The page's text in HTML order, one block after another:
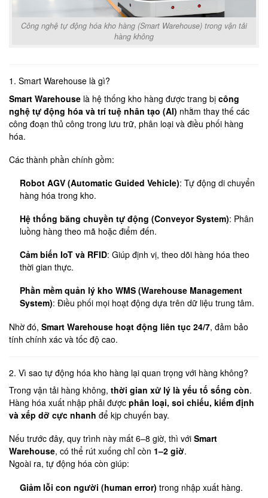
Công nghệ tự động hóa kho hàng (Smart Warehouse) trong vận tải
hàng không
1. Smart Warehouse là gì?
Smart Warehouse là hệ thống kho hàng được trang bị công
nghệ tự động hóa và trí tuệ nhân tạo (AI) nhằm thay thế các
công đoạn thủ công trong lưu trữ, phân loại và điều phối hàng
hóa.
Các thành phần chính gồm:
Robot AGV (Automatic Guided Vehicle): Tự động di chuyển
hàng hóa trong kho.
Hệ thống băng chuyền tự động (Conveyor System): Phân
luồng hàng theo mã hoặc điểm đến.
Cảm biến IoT và RFID: Giúp định vị, theo dõi hàng hóa theo
thời gian thực.
Phần mềm quản lý kho WMS (Warehouse Management
System): Điều phối mọi hoạt động dựa trên dữ liệu trung tâm.
Nhờ đó, Smart Warehouse hoạt động liên tục 24/7, đảm bảo
tính chính xác và tốc độ cao.
2. Vì sao tự động hóa kho hàng lại quan trọng với hàng không?
Trong vận tải hàng không, thời gian xử lý là yếu tố sống còn.
Hàng hóa xuất nhập phải được phân loại, soi chiếu, kiểm định
và xếp dỡ cực nhanh để kịp chuyến bay.
Nếu trước đây, quy trình này mất 6–8 giờ, thì với Smart
Warehouse, có thể rút xuống chỉ còn 1–2 giờ.
Ngoài ra, tự động hóa còn giúp:
Giảm lỗi con người (human error) trong nhập xuất hàng.